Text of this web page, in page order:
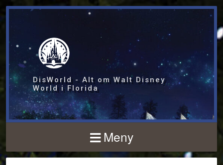
DisWorld - Alt om Walt Disney
World i Florida
Meny